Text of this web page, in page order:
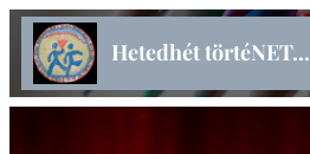
Hetedhét törtéNET...